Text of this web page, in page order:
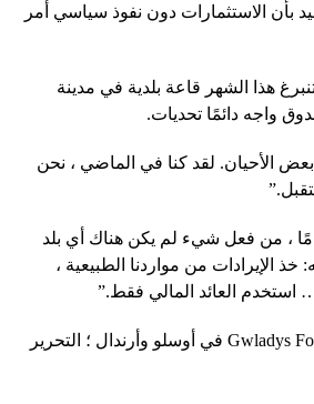
بأن الاستثمارات دون نفوذ سياسي أمر
هذا الشهر قاعة بلدية في مدينة
واجه دائمًا تحديات.
الأحيان. لقد كنا في الماضي ، نحن
تمكنا ، لمدة 30 عامًا ، من فعل شيء لم يكن هناك أي بلد
الإيرادات من مواردنا الطبيعية ،
استخدم العائد المالي فقط.”
(شارك في تقارير Gwladys Fouché في أوسلو وأرندال ؛ التحرير